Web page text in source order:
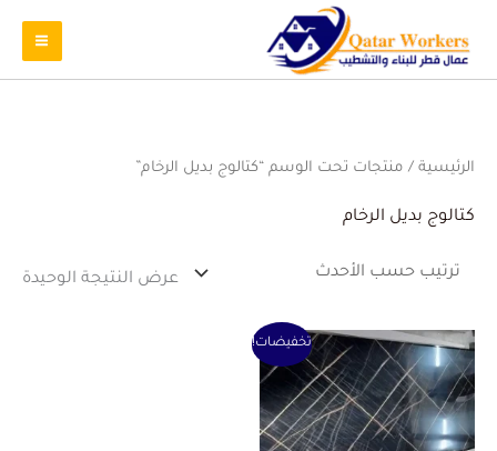
الرئيسية / منتجات تحت الوسم “كتالوج بديل الرخام”
كتالوج بديل الرخام
عرض النتيجة الوحيدة
تخفيضات!
السعر
الأصلي
هو:
1 ر.ق.
السعر
الحالي
هو:
0 ر.ق.